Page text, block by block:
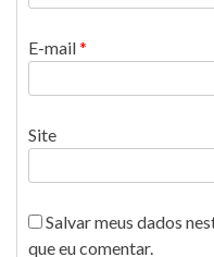
E-mail*
Site
Salvar meus dados
que eu comentar.